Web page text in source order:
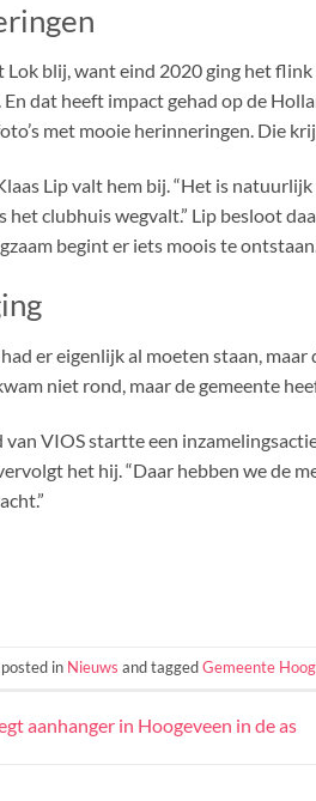
Lok blij, want eind 2020 ging het
dat heeft impact gehad op de
met mooie herinneringen. Die
Lip valt hem bij. “Het is
het clubhuis wegvalt.” Lip besloot
begint er iets moois te
er eigenlijk al moeten staan,
niet rond, maar de gemeente
van VIOS startte een
het hij. “Daar hebben we de
in Nieuws and taggedGemeente
aanhanger in Hoogeveen in de as